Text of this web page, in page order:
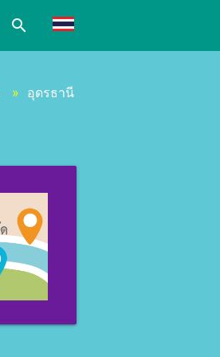
search
» อุดรธานี